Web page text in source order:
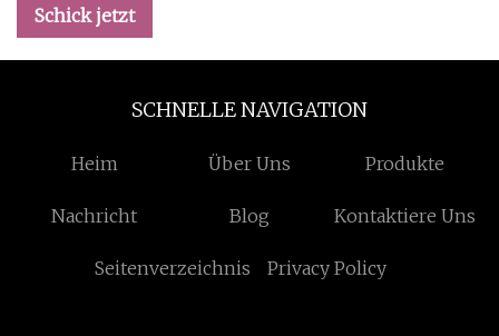
Schick jetzt
SCHNELLE NAVIGATION
Heim Über Uns Produkte
Nachricht Blog Kontaktiere Uns
Seitenverzeichnis Privacy Policy